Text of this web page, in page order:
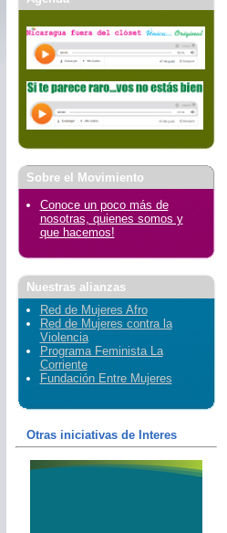
Sobre el Movimiento
Conoce un poco más de
nosotras, quienes somos y
que hacemos!
Nuestras alianzas
Red de Mujeres Afro
Red de Mujeres contra la
Violencia
Programa Feminista La
Corriente
Fundación Entre Mujeres
Otras iniciativas de Interes